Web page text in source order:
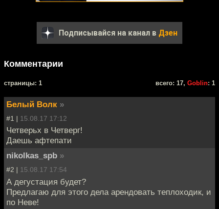
Подписывайся на канал в Дзен
Комментарии
cтраницы: 1 всего: 17, Goblin: 1
Белый Волк »
#1 | 15.08.17 17:12
Четверьх в Четверг!
Даешь афтепати
nikolkas_spb »
#2 | 15.08.17 17:54
А дегустация будет?
Предлагаю для этого дела арендовать теплоходик, и
по Неве!